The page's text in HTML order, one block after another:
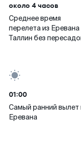
около 4 часов
Среднее время
перелета из Еревана
Таллин без
01:00
Самый ранний вылет
Еревана